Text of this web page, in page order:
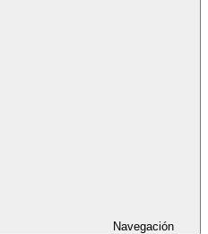
Navegación